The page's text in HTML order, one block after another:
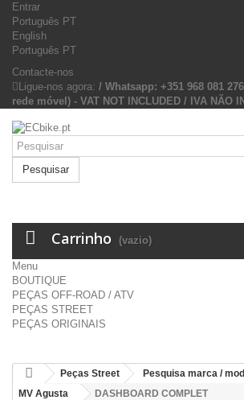
Entrar
Português PT
English
Português PT
Contacte-nos
Ligue-nos agora: / Whatsapp: +351 968 081
rede móvel) - VAT NOT INCLUDED / IVA NÃO
Pesquisar
Carrinho (vazio)
Menu
BOUTIQUE
PEÇAS OFF-ROAD / ATV
PEÇAS STREET
PEÇAS ORIGINAIS
Peças Street
Pesquisa marca /
MV Agusta
DASHBOARD COMPLET